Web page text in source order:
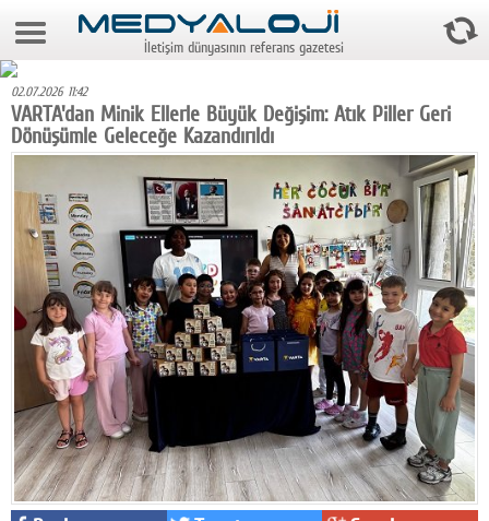
8 Ağustos 2026 19:02:48
Foto Galeri
Video Galeri
Gazeteler
Medya
Reyting-tiraj
Teknoloji
Televizyon
Dünya
Pr
Facebook
İletişim dünyasının referans gazetesi
02.07.2026 11:42
VARTA'dan Minik Ellerle Büyük Değişim: Atık Piller Geri
Dönüşümle Geleceğe Kazandırıldı